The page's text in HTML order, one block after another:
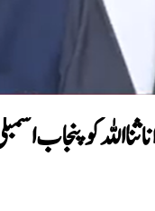
کو پنجاب